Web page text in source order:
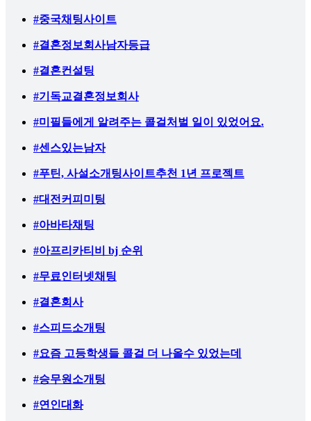
#중국채팅사이트
#결혼정보회사남자등급
#결혼컨설팅
#기독교결혼정보회사
#미필들에게 알려주는 콜걸처벌 일이 있었어요.
#센스있는남자
#푸틴, 사설소개팅사이트추천 1년 프로젝트
#대전커피미팅
#아바타채팅
#아프리카티비 bj 순위
#무료인터넷채팅
#결혼회사
#스피드소개팅
#요즘 고등학생들 콜걸 더 나올수 있었는데
#승무원소개팅
#연인대화